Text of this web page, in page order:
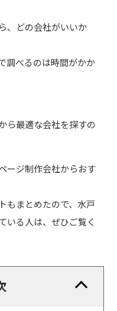
、どの会社がいいか
調べるのは時間がかか
ら最適な会社を探すの
ージ制作会社からおす
もまとめたので、水戸
いる人は、ぜひご覧く